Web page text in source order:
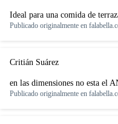
Ideal para una comida de
Publicado originalmente en
Critián Suárez
en las dimensiones no esta el
Publicado originalmente en